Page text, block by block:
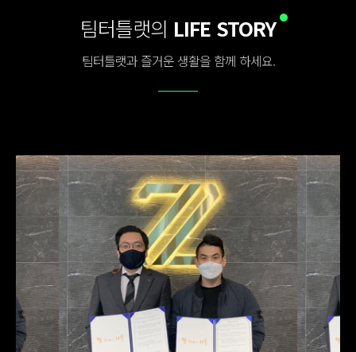
팀터틀랫의 LIFE STORY
팀터틀랫과 즐거운 생활을 함께 하세요.